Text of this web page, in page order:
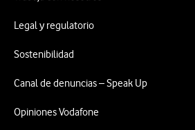
Legal y regulatorio
Sostenibilidad
Canal de denuncias – Speak Up
Opiniones Vodafone